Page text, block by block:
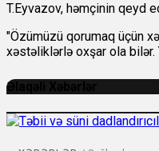
T.Eyvazov, həmçinin qeyd
"Özümüzü qorumaq üçün
xəstəliklərlə oxşar ola bilər.
Əlaqəli Xəbərlər